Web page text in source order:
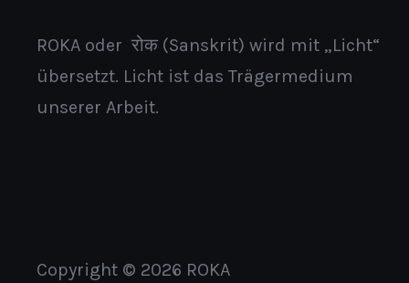
ROKA oder रोक (Sanskrit) wird mit „Licht“
übersetzt. Licht ist das Trägermedium
unserer Arbeit.
Copyright © 2026 ROKA